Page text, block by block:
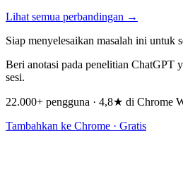
Lihat semua perbandingan →
Siap menyelesaikan masalah ini untuk
Beri anotasi pada penelitian ChatGPT
sesi.
22.000+ pengguna · 4,8★ di Chrome
Tambahkan ke Chrome · Gratis